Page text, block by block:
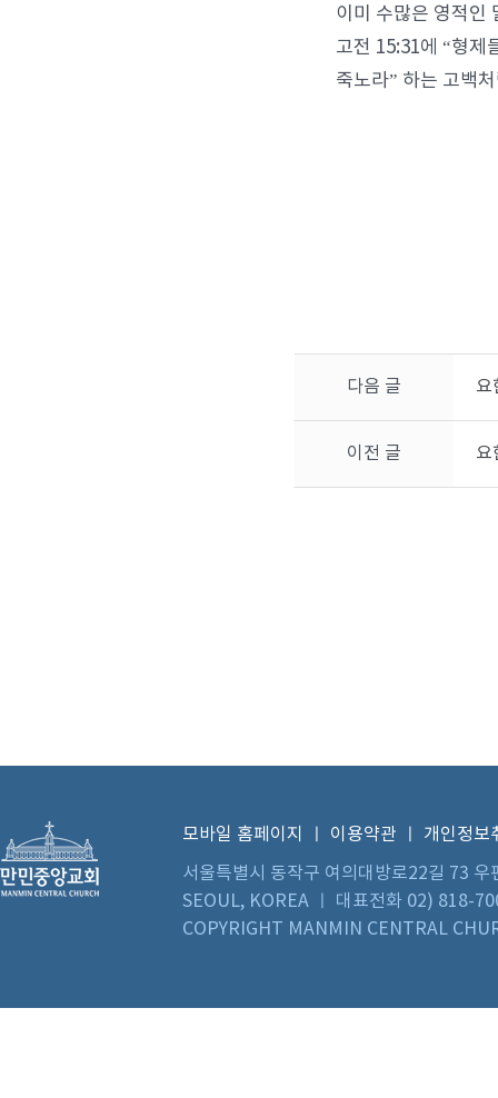
이미 수많은 영적인
고전 15:31에 “형제
죽노라” 하는 고백
다음 글 요
이전 글 요
모바일 홈페이지 이용약관
개인정보
서울특별시 동작구 여의대방로22길 73
SEOUL, KOREA ㅣ 대표전화 02) 818-
COPYRIGHT MANMIN CENTRAL